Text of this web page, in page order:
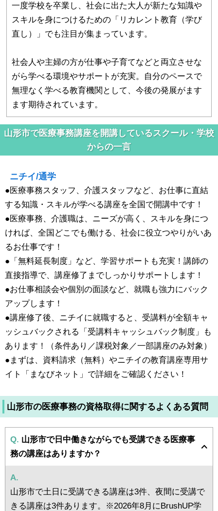
一度学校を卒業し、社会に出た大人が新たな知識や
スキルを身につけるための「リカレント教育（学び
直し）」でも注目が集まっています。
社会人や主婦の方が仕事や子育てなどと両立させな
がら学べる環境やサポートが充実。自分のペースで
無理なく学べる教育機関として、今後の発展がます
ます期待されています。
山形市で医療事務講座を開講しているスクール・学校
からの一言
ニチイ/通学
●医療事務スタッフ、介護スタッフなど、お仕事に直結
する知識・スキルが学べる講座を全国で開講中です！
●医療事務、介護職は、ニーズが高く、スキルを身につ
ければ、全国どこでも働ける、社会に役立つやりがいあ
るお仕事です！
●「無料延長制度」など、学習サポートも充実！講師の
直接指導で、講座修了までしっかりサポートします！
●お仕事相談会や個別の面談など、就職も強力にバック
アップします！
●講座修了後、ニチイに就職すると、受講料が全額キャ
ッシュバックされる「受講料キャッシュバック制度」も
あります！（条件あり／課税対象／一部講座のみ対象）
●まずは、資料請求（無料）やニチイの教育講座専用サ
イト「まなびネット」で詳細をご確認ください！
山形市の医療事務の資格取得に関するよくある質問
Q. 山形市で日中働きながらでも受講できる医療事
務の講座はありますか？
A.
山形市で土日に受講できる講座は3件、夜間に受講で
きる講座は3件あります。※2026年8月にBrushUP学